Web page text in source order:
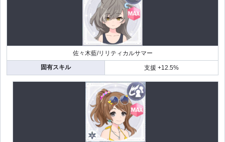
佐々木藍/リリティカルサマー
固有スキル
支援 +12.5%